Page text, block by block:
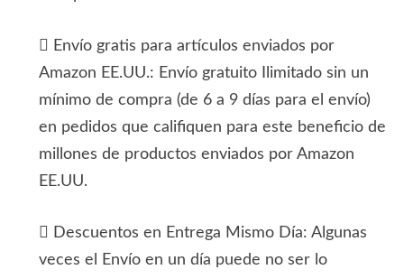
 Envío gratis para artículos enviados por
Amazon EE.UU.: Envío gratuito Ilimitado sin un
mínimo de compra (de 6 a 9 días para el envío)
en pedidos que califiquen para este beneficio de
millones de productos enviados por Amazon
EE.UU.
 Descuentos en Entrega Mismo Día: Algunas
veces el Envío en un día puede no ser lo